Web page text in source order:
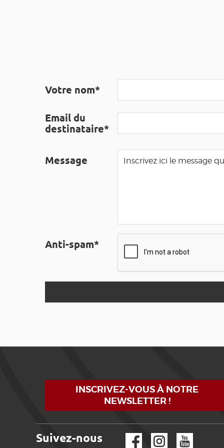
Votre nom*
Email du
destinataire*
Message
Anti-spam*
INSCRIVEZ-VOUS À NOTRE
NEWSLETTER !
Suivez-nous